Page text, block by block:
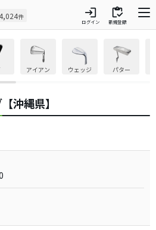
件 login
ログイン
inventory
新規登録
アイアン ウェッジ パター
沖縄県】